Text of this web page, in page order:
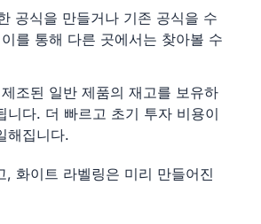
공식을 만들거나 기존 공식을 수
를 통해 다른 곳에서는 찾아볼 수
조된 일반 제품의 재고를 보유하
다. 더 빠르고 초기 투자 비용이
해집니다.
화이트 라벨링은 미리 만들어진